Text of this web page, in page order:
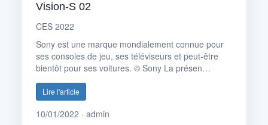
Vision-S 02
CES 2022
Sony est une marque mondialement connue pour
ses consoles de jeu, ses téléviseurs et peut-être
bientôt pour ses voitures. © Sony La présen…
Lire l'article
10/01/2022 · admin